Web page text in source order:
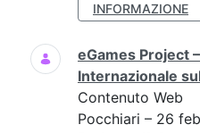
INFORMAZIONE
eGames Project
Internazionale
Contenuto Web
Pocchiari – 26